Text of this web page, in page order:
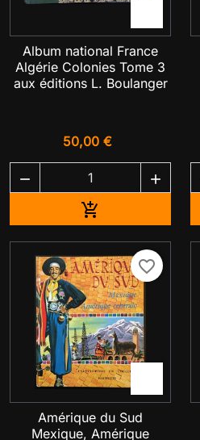
Album national France
Algérie Colonies Tome 3
aux éditions L. Boulanger
50,00 €
 

favorite_border
Amérique du Sud
Mexique, Amérique